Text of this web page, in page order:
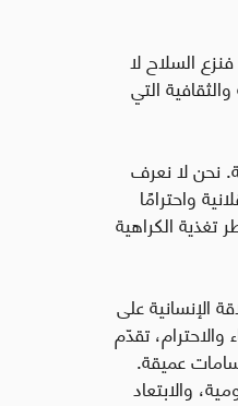
السلاح لا
التي
نحن لا نعرف
واحترامًا
الكراهية
الإنسانية على
تقدّم
عميقة.
والابتعاد